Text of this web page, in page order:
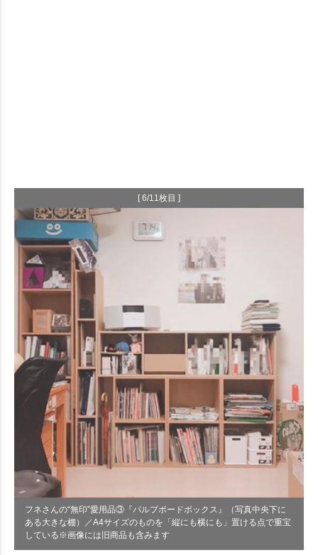
[ 6/11枚目 ]
フネさんの“無印”愛用品③『パルプボードボックス』（写真中央下に
ある大きな棚）／A4サイズのものを「縦にも横にも」置ける点で重宝
している※画像には旧商品も含みます